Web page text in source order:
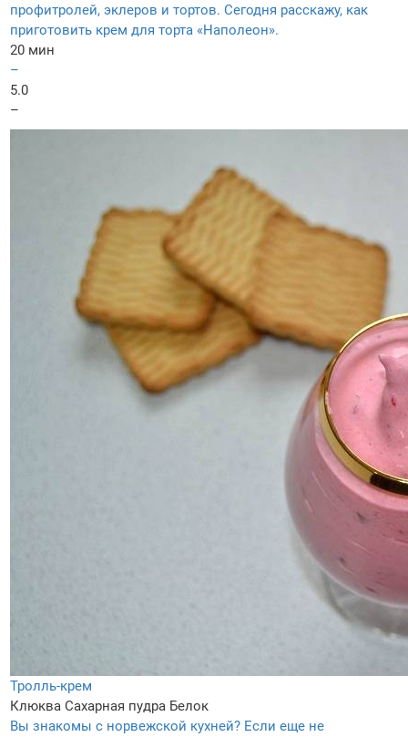
профитролей, эклеров и тортов. Сегодня расскажу, как
приготовить крем для торта «Наполеон».
20 мин
–
5.0
–
Тролль-крем
Клюква Сахарная пудра Белок
Вы знакомы с норвежской кухней? Если еще не